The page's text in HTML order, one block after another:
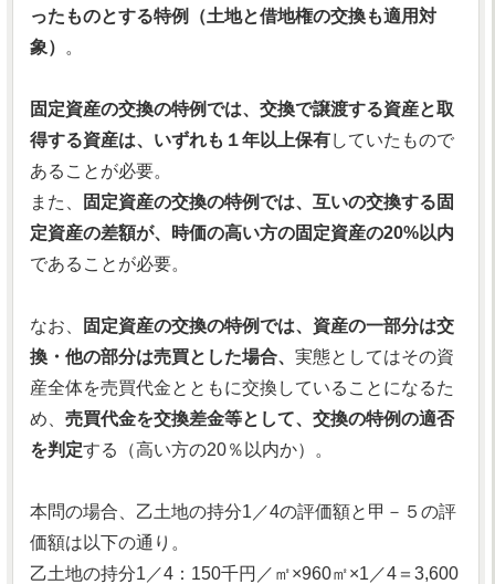
ったものとする特例（土地と借地権の交換も適用対
象）
。
固定資産の交換の特例では、交換で譲渡する資産と取
得する資産は、いずれも１年以上保有していたもので
あることが必要。
また、
固定資産の交換の特例では、互いの交換する固
定資産の差額が、時価の高い方の固定資産の20%以内
であることが必要。
なお、
固定資産の交換の特例では、資産の一部分は交
換・他の部分は売買とした場合、 実態としてはその資
産全体を売買代金とともに交換していることになるた
め、 売買代金を交換差金等として、交換の特例の適否
を判定する（高い方の20％以内か）。
本問の場合、乙土地の持分1／4の評価額と甲－５の評
価額は以下の通り。
乙土地の持分1／4：150千円／㎡×960㎡×1／4＝3,600